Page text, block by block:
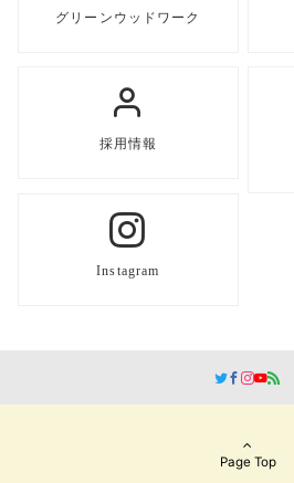
グリーンウッドワーク
採用情報
Instagram
Page Top